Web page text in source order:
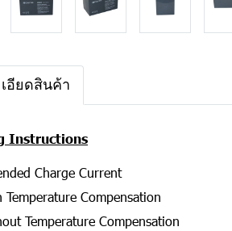
อียดสินค้า
Instructions
Charge Current
Compensation
Temperature Compensation